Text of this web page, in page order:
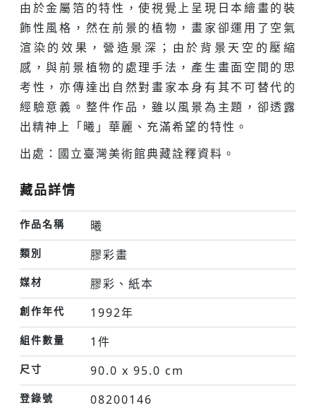
由於金屬箔的特性，使視覺上呈現日本繪畫的裝
飾性風格，然在前景的植物，畫家卻運用了空氣
渲染的效果，營造景深；由於背景天空的壓縮
感，與前景植物的處理手法，產生畫面空間的思
考性，亦傳達出自然對畫家本身有其不可替代的
經驗意義。整件作品，雖以風景為主題，卻透露
出精神上「曦」華麗、充滿希望的特性。
出處：國立臺灣美術館典藏詮釋資料。
藏品詳情
作品名稱 曦
類別 膠彩畫
媒材 膠彩、紙本
創作年代 1992年
組件數量 1件
尺寸 90.0 x 95.0 cm
登錄號 08200146